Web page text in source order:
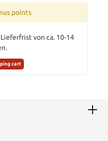
points
von ca. 10-14
cart